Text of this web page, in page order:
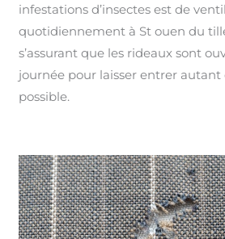
infestations d’insectes est de
quotidiennement à St ouen du
s’assurant que les rideaux sont
journée pour laisser entrer
possible.